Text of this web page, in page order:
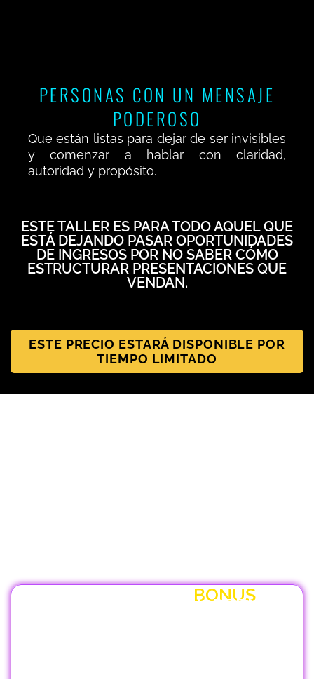
PERSONAS CON UN MENSAJE
PODEROSO
Que están listas para dejar de ser invisibles
y comenzar a hablar con claridad,
autoridad y propósito.
ESTE TALLER ES PARA TODO AQUEL QUE
ESTÁ DEJANDO PASAR OPORTUNIDADES
DE INGRESOS POR NO SABER CÓMO
ESTRUCTURAR PRESENTACIONES QUE
VENDAN.
ESTE PRECIO ESTARÁ DISPONIBLE POR
TIEMPO LIMITADO
BONUS
CUADERNO